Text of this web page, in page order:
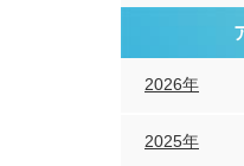
2026年
2025年